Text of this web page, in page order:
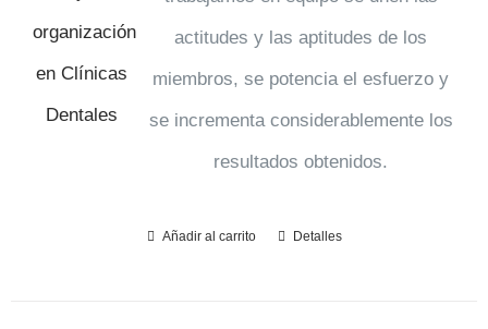
actitudes y las aptitudes de los
miembros, se potencia el esfuerzo y
se incrementa considerablemente los
resultados obtenidos.
Añadir al carrito Detalles